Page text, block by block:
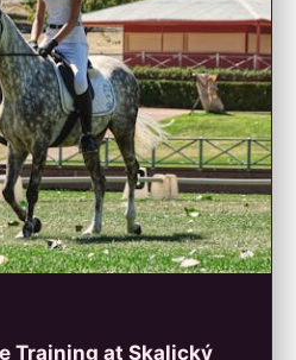
Training at Skalický